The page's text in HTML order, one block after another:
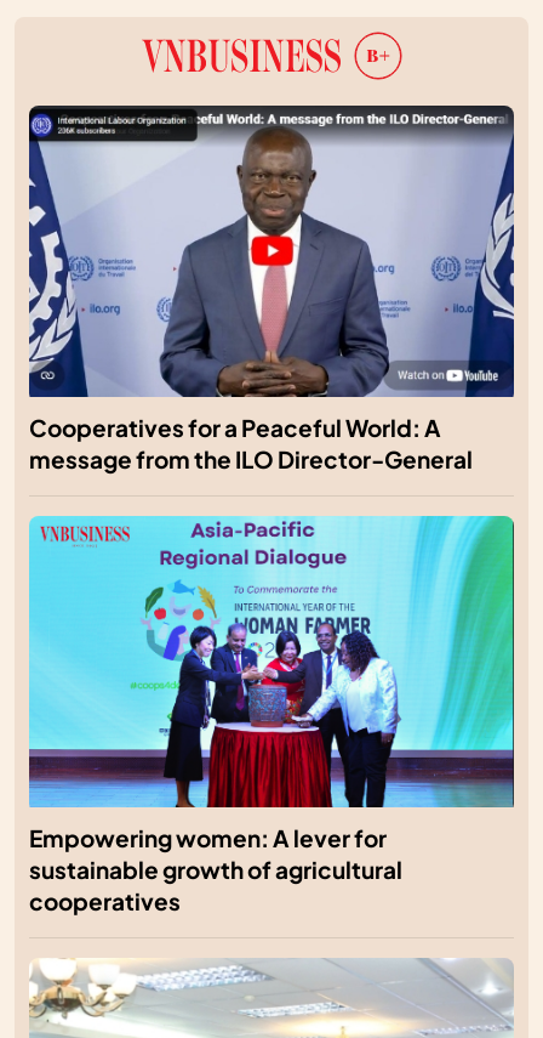
Cooperatives for a Peaceful World: A
message from the ILO Director-General
Empowering women: A lever for
sustainable growth of agricultural
cooperatives